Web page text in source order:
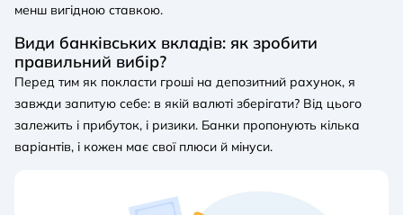
менш вигідною ставкою.
Види банківських вкладів: як зробити
правильний вибір?
Перед тим як покласти гроші на депозитний рахунок, я
завжди запитую себе: в якій валюті зберігати? Від цього
залежить і прибуток, і ризики. Банки пропонують кілька
варіантів, і кожен має свої плюси й мінуси.